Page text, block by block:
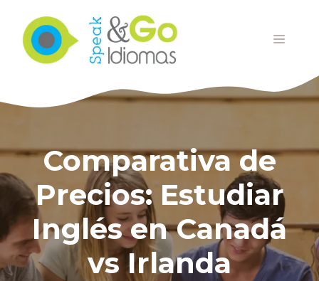
contenido
MENÚ
Comparativa de
Precios: Estudiar
Inglés en Canadá
vs Irlanda